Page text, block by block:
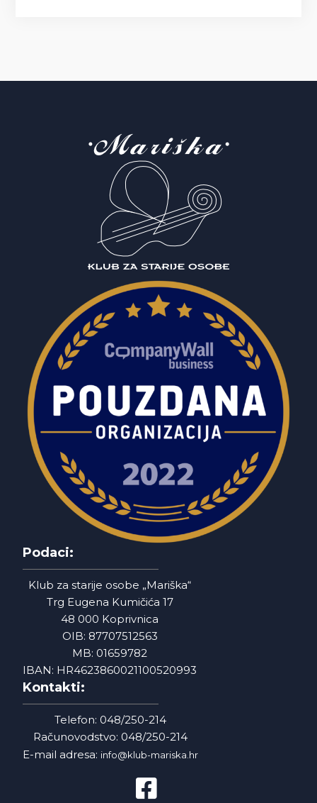
Podaci:
Klub za starije osobe „Mariška“
Trg Eugena Kumičića 17
48 000 Koprivnica
OIB: 87707512563
MB: 01659782
IBAN: HR4623860021100520993
Kontakti:
Telefon: 048/250-214
Računovodstvo: 048/250-214
E-mail adresa: info@klub-mariska.hr